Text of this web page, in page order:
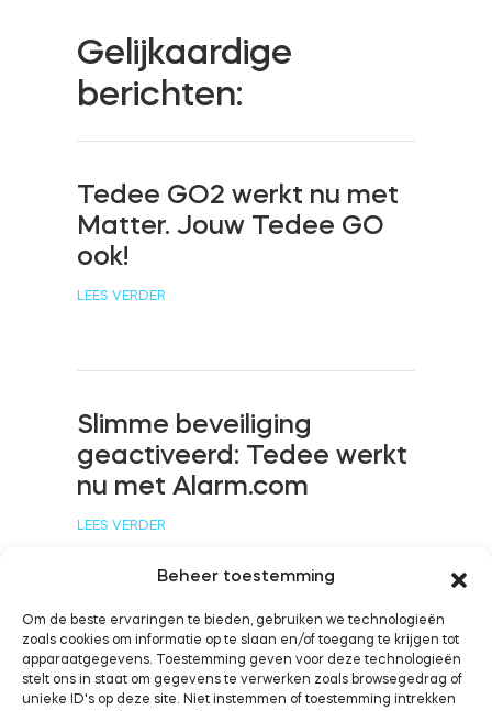
Beheer toestemming
Om de beste ervaringen te bieden, gebruiken we technologieën
zoals cookies om informatie op te slaan en/of toegang te krijgen tot
apparaatgegevens. Toestemming geven voor deze technologieën
stelt ons in staat om gegevens te verwerken zoals browsegedrag of
unieke ID's op deze site. Niet instemmen of toestemming intrekken
Home toegang
Tedee Keypad PRO
BleBox Smart Relais Module
Tedee Dry Contact
Tedee GO2
Gelijkaardige
berichten:
Tedee GO2 werkt nu met
Matter. Jouw Tedee GO
ook!
LEES VERDER
Slimme beveiliging
geactiveerd: Tedee werkt
nu met Alarm.com
LEES VERDER
Tedee werkt nu met
Samsung SmartThings